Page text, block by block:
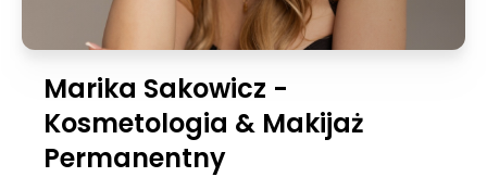
Marika Sakowicz -
Kosmetologia & Makijaż
Permanentny